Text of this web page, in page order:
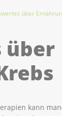
über
über
kann